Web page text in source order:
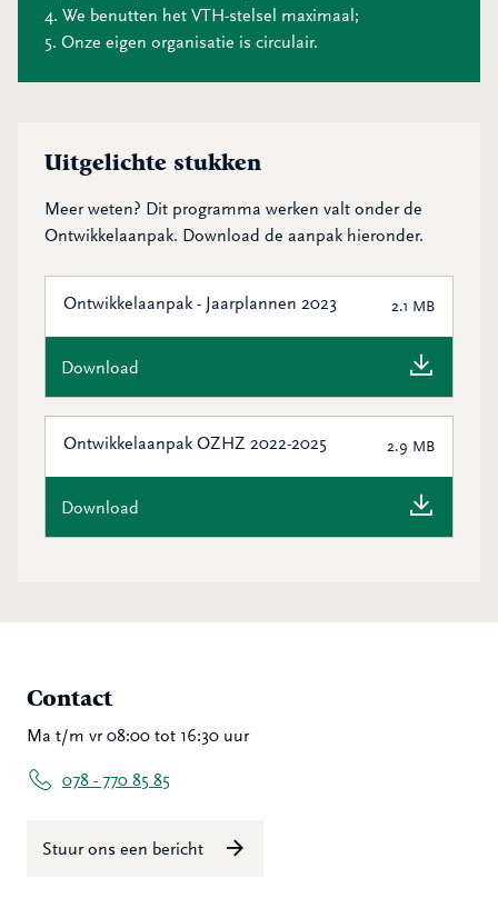
4. We benutten het VTH-stelsel maximaal;
5. Onze eigen organisatie is circulair.
Uitgelichte stukken
Meer weten? Dit programma werken valt onder de
Ontwikkelaanpak. Download de aanpak hieronder.
Ontwikkelaanpak - Jaarplannen 2023 2.1 MB
Download
Ontwikkelaanpak OZHZ 2022-2025 2.9 MB
Download
Contact
Ma t/m vr 08:00 tot 16:30 uur
078 - 770 85 85
Stuur ons een bericht